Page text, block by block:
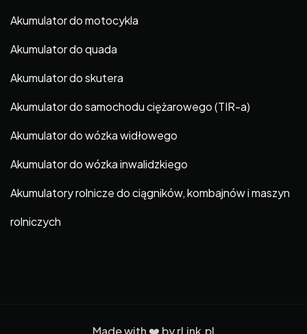
Akumulator do motocykla
Akumulator do quada
Akumulator do skutera
Akumulator do samochodu ciężarowego (TIR-a)
Akumulator do wózka widłowego
Akumulator do wózka inwalidzkiego
Akumulatory rolnicze do ciągników, kombajnów i maszyn
rolniczych
Made with ❤️ byrLink.pl